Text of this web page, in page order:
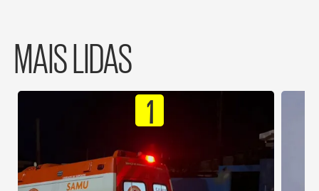
MAIS LIDAS
1